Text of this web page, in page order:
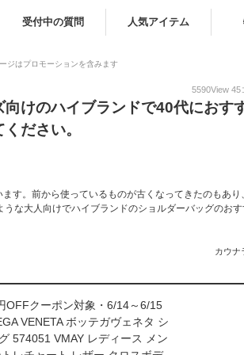
受付中の質問 人気アイテム
ジはプロモーションを含みます
5590View 45
けのハイブランドで40代におす
ださい。
す。前から使っているものが古くなってきたのもあり
な大人向けでハイブランドのショルダーバッグのおす
カウナ